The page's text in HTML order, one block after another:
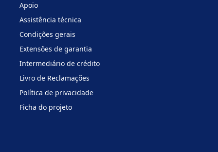
Apoio
Assistência técnica
Condições gerais
Extensões de garantia
Intermediário de crédito
Livro de Reclamações
Política de privacidade
Ficha do projeto